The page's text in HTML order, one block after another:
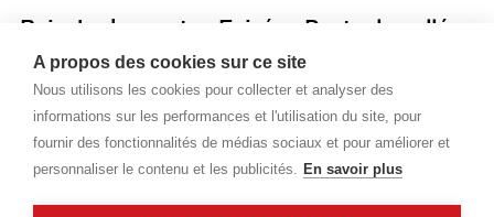
A propos des cookies sur ce site
Nous utilisons les cookies pour collecter et analyser des
informations sur les performances et l'utilisation du site, pour
fournir des fonctionnalités de médias sociaux et pour améliorer et
personnaliser le contenu et les publicités. En savoir plus
Bois de charpente - Epicéa - Poutre lamellé
collé - Largeur : 320 mm - Epaisseur : 90 mm
- Longueur : 5500 mm - GL 24